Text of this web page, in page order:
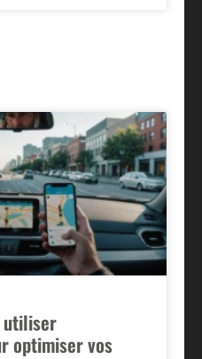
utiliser
optimiser vos